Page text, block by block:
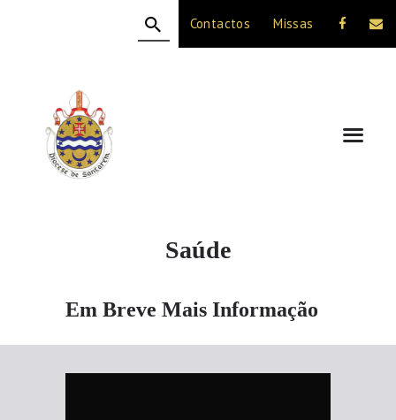
Contactos Missas
Saúde
A DIOCESE
CELEBRAÇÃO
VIDA CRISTÃ
NOTÍCIAS
Em Breve Mais Informação